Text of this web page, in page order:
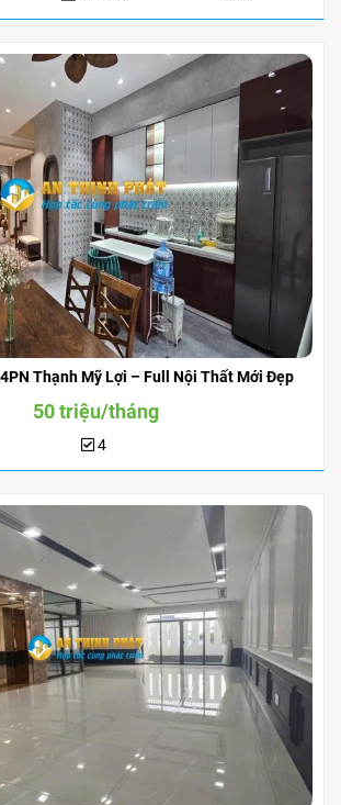
Thạnh Mỹ Lợi – Full Nội Thất Mới Đẹp
50 triệu/tháng
4